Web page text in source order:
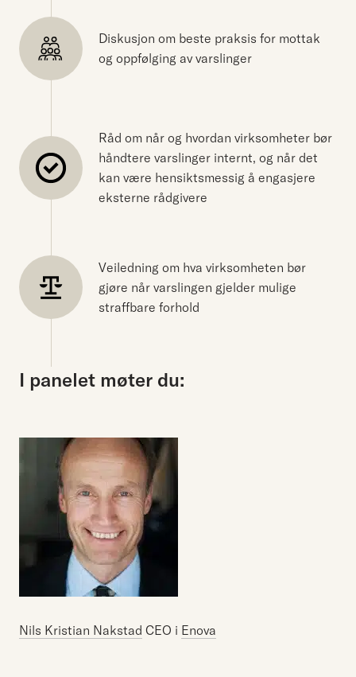
Diskusjon om beste praksis for mottak
og oppfølging av varslinger
Råd om når og hvordan virksomheter bør
håndtere varslinger internt, og når det
kan være hensiktsmessig å engasjere
eksterne rådgivere
Veiledning om hva virksomheten bør
gjøre når varslingen gjelder mulige
straffbare forhold
I panelet møter du:
Nils Kristian Nakstad CEO i Enova